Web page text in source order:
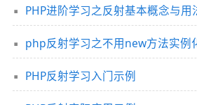
PHP进阶学习之反射基本概念与用
php反射学习之不用new方法实例
PHP反射学习入门示例